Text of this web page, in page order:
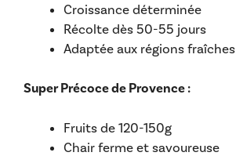
Croissance déterminée
Récolte dès 50-55 jours
Adaptée aux régions fraîches
Super Précoce de Provence :
Fruits de 120-150g
Chair ferme et savoureuse